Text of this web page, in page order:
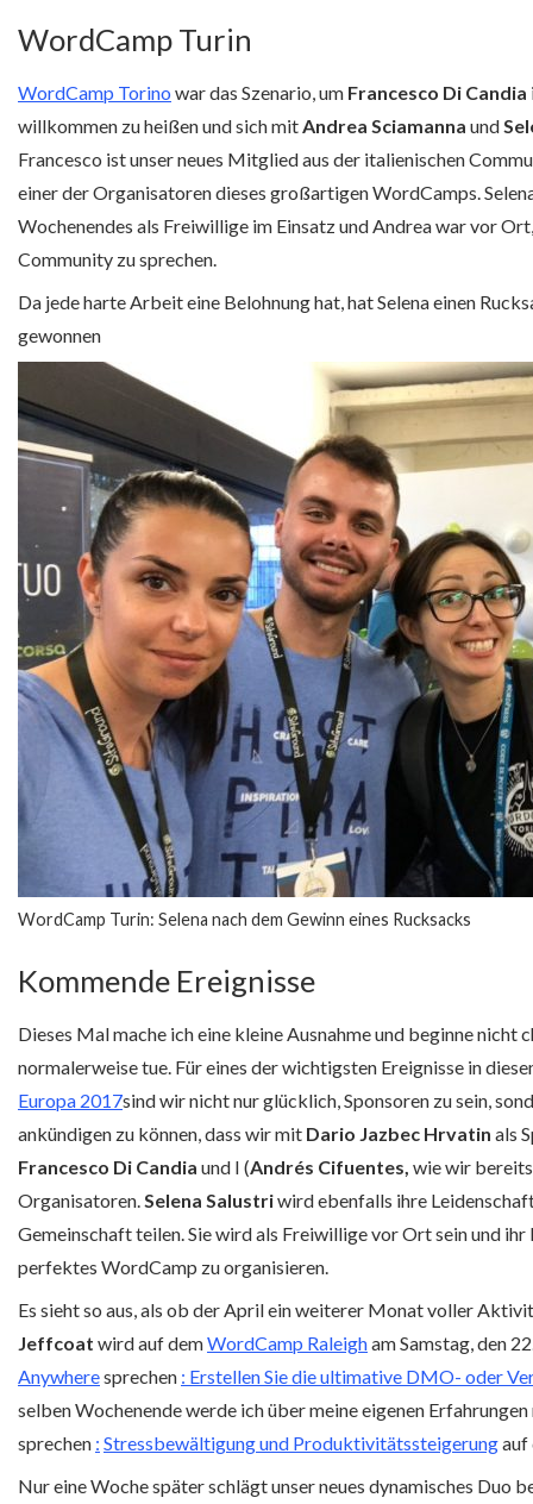
WordCamp Turin
WordCamp Torino war das Szenario, um Francesco Di Candia
willkommen zu heißen und sich mitAndrea Sciamanna und
Francesco ist unser neues Mitglied aus der italienischen
einer der Organisatoren dieses großartigen WordCamps.
Wochenendes als Freiwillige im Einsatz und Andrea war vor
Community zu sprechen.
Da jede harte Arbeit eine Belohnung hat, hat Selena einen
gewonnen
WordCamp Turin: Selena nach dem Gewinn eines Rucksacks
Kommende Ereignisse
Dieses Mal mache ich eine kleine Ausnahme und beginne nicht
normalerweise tue. Für eines der wichtigsten Ereignisse in
Europa 2017sind wir nicht nur glücklich, Sponsoren zu sein,
ankündigen zu können, dass wir mit Dario Jazbec Hrvatin als
Francesco Di Candia und I (Andrés Cifuentes, wie wir
Organisatoren. Selena Salustriwird ebenfalls ihre
Gemeinschaft teilen. Sie wird als Freiwillige vor Ort sein und ihr
perfektes WordCamp zu organisieren.
Es sieht so aus, als ob der April ein weiterer Monat voller
Jeffcoat wird auf demWordCamp Raleigham Samstag, den
Anywheresprechen : Erstellen Sie die ultimative DMO- oder
selben Wochenende werde ich über meine eigenen
sprechen : Stressbewältigung und Produktivitätssteigerungauf
Nur eine Woche später schlägt unser neues dynamisches Duo